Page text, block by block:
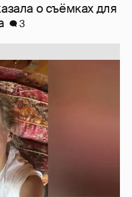
о съёмках для
3